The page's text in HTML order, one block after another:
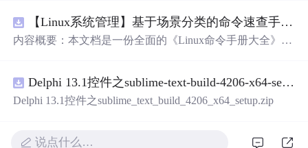
器、以及auto_attribs的PEP 526注解兼容模式，同时介绍catt
rs的序列化/反序列化适配、Pydantic的BaseModel运行时校
验增强、以及marshmallow的Schema显式定义，最后给出在
议与版本兼容性策略。 m.czqysy.com m.cxs666.com cananke
yy.com btcxxm.com www.csd4zlyh.com
新领域的AI+数智化解决方案，推动科技创新与产业创新
智能化发展。
【Linux系统管理】基于场景分类的命令速查手册：涵盖文件处理、权限管理、网络配置及系统监控的全场景操作指南
内容概要：本文档是一份全面的《Linux命令手册大全》，
统管理、网络配置、安全防火墙、容器虚拟化等核心领
域。每个命令均提供简洁的作用说明和典型用法示例，并
供了常见故障排查流程和高危命令警示，帮助用户高效、
Delphi 13.1控件之sublime-text-build-4206-x64-setup.zip
Delphi 13.1控件之sublime_text_build_4206_x64_setup.zip
说点什么…